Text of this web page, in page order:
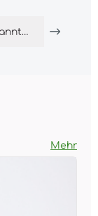
Branntweinessig
Mehr